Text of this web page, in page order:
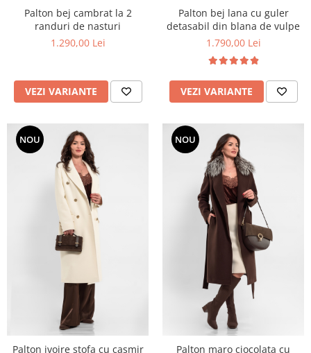
Palton bej cambrat la 2
randuri de nasturi
1.290,00 Lei
VEZI VARIANTE
Palton bej lana cu guler
detasabil din blana de vulpe
1.790,00 Lei
VEZI VARIANTE
NOU
Palton ivoire stofa cu casmir
NOU
Palton maro ciocolata cu